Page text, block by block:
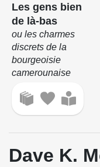
Les gens bien
de là-bas
ou les charmes
discrets de la
bourgeoisie
camerounaise
Dave K.